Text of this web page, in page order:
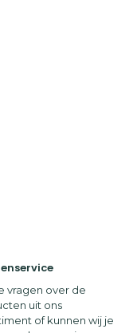
vragen over de
uit ons
of kunnen wij je